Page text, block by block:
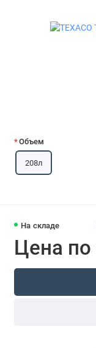
На складе
Цена по
Объем
208л